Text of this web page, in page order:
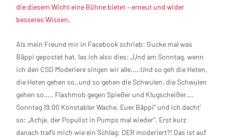
die diesem Wicht eine Bühne bietet – erneut und wider
besseres Wissen.
Als mein Freund mir in Facebook schrieb: Gucke mal was
Bäppi gepostet hat, las ich also dies: „Und am Sonntag, wenn
ich den CSD Moderiere singen wir alle…..Und so geh die Heten,
die Heten gehen so..und so gehen die Schwulen, die Schwulen
gehen so….. Flashmob gegen Spießer und Klugscheißer….
Sonntag 19.00 Konstabler Wache. Euer Bäppi“ und ich dacht‘
so: „Achje, der Populist in Pumps mal wieder“. Erst kurz
danach traf’s mich wie ein Schlag: DER moderiert?! Das ist auf